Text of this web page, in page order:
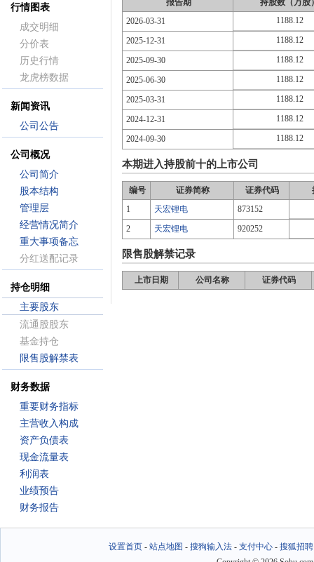
行情图表
成交明细
分价表
历史行情
龙虎榜数据
新闻资讯
公司公告
公司概况
公司简介
股本结构
管理层
经营情况简介
重大事项备忘
分红送配记录
持仓明细
主要股东
流通股股东
基金持仓
限售股解禁表
财务数据
重要财务指标
主营收入构成
资产负债表
现金流量表
利润表
业绩预告
财务报告
报告期
持股数（万股
2026-03-31
1188.12
2025-12-31 1188.12
2025-09-30 1188.12
2025-06-30 1188.12
2025-03-31 1188.12
2024-12-31 1188.12
2024-09-30 1188.12
本期进入持股前十的上市公司
编号 证券简称 证券代码
1
天宏锂电
873152
2
天宏锂电 920252
限售股解禁记录
上市日期 公司名称 证券代码
设置首页- 站点地图 - 搜狗输入法- 支付中心- 搜狐招聘